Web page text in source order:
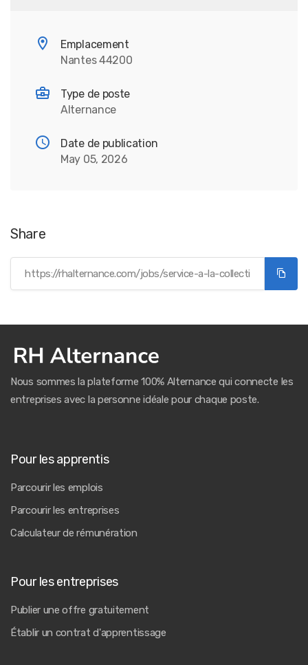
Emplacement
Nantes 44200
Type de poste
Alternance
Date de publication
May 05, 2026
Share
Nous sommes la plateforme 100% Alternance qui connecte les
entreprises avec la personne idéale pour chaque poste.
Pour les apprentis
Parcourir les emplois
Parcourir les entreprises
Calculateur de rémunération
Pour les entreprises
Publier une offre gratuitement
Établir un contrat d'apprentissage